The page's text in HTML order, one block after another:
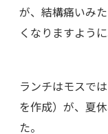
が、結構痛いみ
くなりますように
ランチはモスで
を作成）が、夏
た。